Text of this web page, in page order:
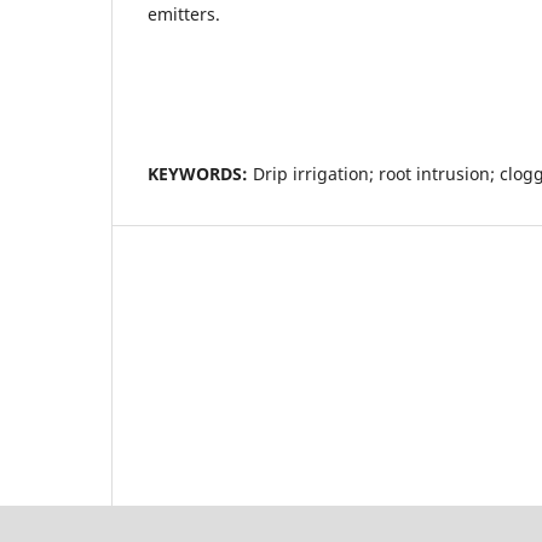
emitters.
KEYWORDS: Drip irrigation; root intrusion;